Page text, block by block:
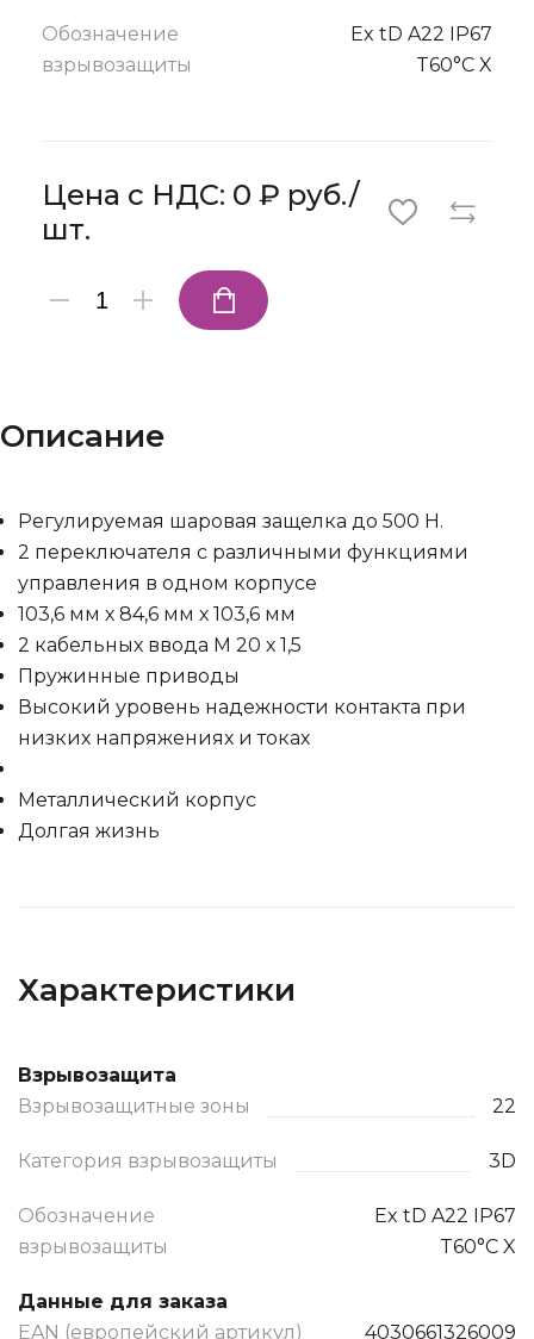
Обозначение
взрывозащиты
Ex tD A22 IP67
T60°C X
Цена с НДС: 0 ₽ руб./
шт.
Описание
Регулируемая шаровая защелка до 500 Н.
2 переключателя с различными функциями
управления в одном корпусе
103,6 мм х 84,6 мм х 103,6 мм
2 кабельных ввода М 20 х 1,5
Пружинные приводы
Высокий уровень надежности контакта при
низких напряжениях и токах
Металлический корпус
Долгая жизнь
Характеристики
Взрывозащита
Взрывозащитные зоны
22
Категория взрывозащиты 3D
Обозначение
взрывозащиты
Ex tD A22 IP67
T60°C X
Данные для заказа
EAN (европейский артикул)
4030661326009